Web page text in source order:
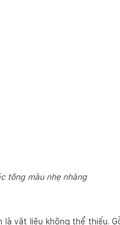
tông màu nhẹ nhàng
vật liệu không thể thiếu.